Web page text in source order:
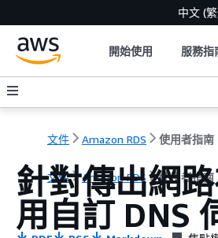
中文 (
開始使用 服務指
文件 Amazon RDS 使用者指南
文件 Amazon RDS 使用者指南
針對傳出網
用自訂 DNS